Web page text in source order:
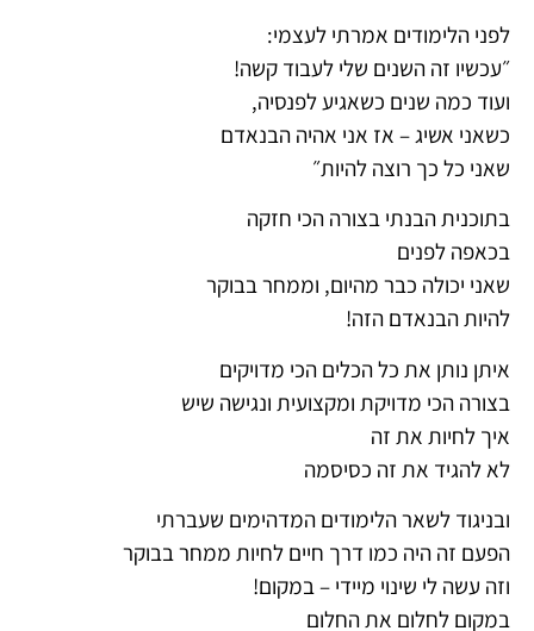
לפני הלימודים אמרתי לעצמי:
״עכשיו זה השנים שלי לעבוד קשה!
ועוד כמה שנים כשאגיע לפנסיה,
כשאני אשיג – אז אני אהיה הבנאדם
שאני כל כך רוצה להיות״
בתוכנית הבנתי בצורה הכי חזקה
בכאפה לפנים
שאני יכולה כבר מהיום, וממחר בבוקר
להיות הבנאדם הזה!
איתן נותן את כל הכלים הכי מדויקים
בצורה הכי מדויקת ומקצועית ונגישה שיש
איך לחיות את זה
לא להגיד את זה כסיסמה
ובניגוד לשאר הלימודים המדהימים שעברתי
הפעם זה היה כמו דרך חיים לחיות ממחר בבוקר
וזה עשה לי שינוי מיידי – במקום!
במקום לחלום את החלום